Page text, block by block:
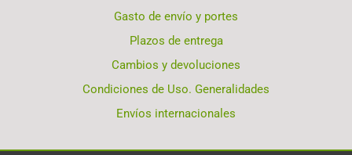
Gasto de envío y portes
Plazos de entrega
Cambios y devoluciones
Condiciones de Uso. Generalidades
Envíos internacionales